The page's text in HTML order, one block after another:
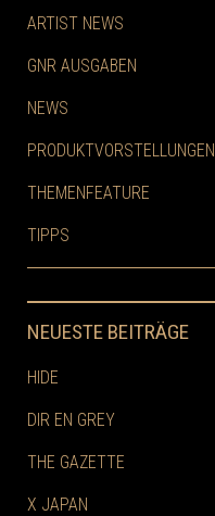
ARTIST NEWS
GNR AUSGABEN
NEWS
PRODUKTVORSTELLUNGEN
THEMENFEATURE
TIPPS
NEUESTE BEITRÄGE
HIDE
DIR EN GREY
THE GAZETTE
X JAPAN